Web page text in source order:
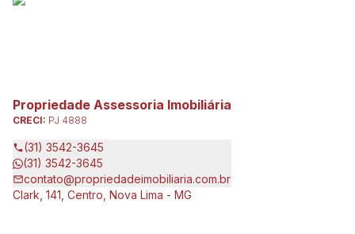
Propriedade Assessoria Imobiliária
CRECI: PJ 4888
(31) 3542-3645
(31) 3542-3645
contato@propriedadeimobiliaria.com.br
Clark, 141, Centro, Nova Lima - MG